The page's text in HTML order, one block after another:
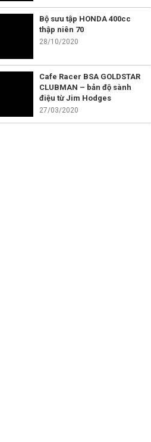
Bộ sưu tập HONDA 400cc
thập niên 70
28/10/2020
Cafe Racer BSA GOLDSTAR
CLUBMAN – bản độ sành
điệu từ Jim Hodges
27/03/2020